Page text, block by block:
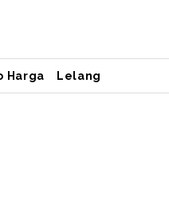
Harga Lelang